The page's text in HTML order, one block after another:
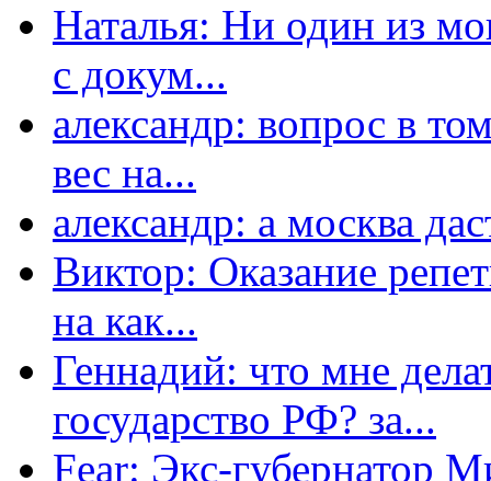
Наталья: Ни один из
с докум...
александр: вопрос в
вес на...
александр: а москва
Виктор: Оказание
на как...
Геннадий: что мне
государство РФ? за...
Fear: Экс-губернатор